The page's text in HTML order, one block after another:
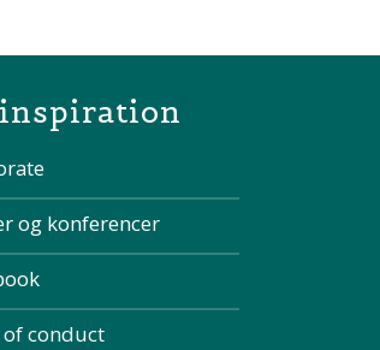
og konferencer
of conduct